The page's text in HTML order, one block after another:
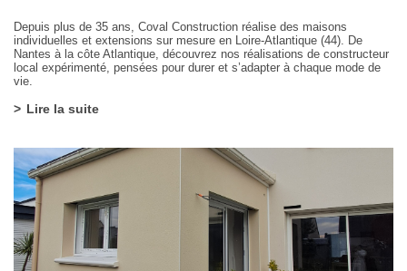
Depuis plus de 35 ans, Coval Construction réalise des maisons
individuelles et extensions sur mesure en Loire-Atlantique (44). De
Nantes à la côte Atlantique, découvrez nos réalisations de constructeur
local expérimenté, pensées pour durer et s’adapter à chaque mode de
vie.
Lire la suite